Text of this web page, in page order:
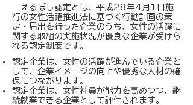
えるぼし認定とは、平成28年4月1日施
行の女性活躍推進法に基づく行動計画の策
定・届出を行った企業のうち、女性の活躍に
関する取組の実施状況が優良な企業が受けら
れる認定制度です。
認定企業は、女性の活躍が進んでいる企業と
して、企業イメージの向上や優秀な人材の確
保につながります。
認定企業は、女性社員が能力を高めつつ、継
続就業できる企業として評価されます。